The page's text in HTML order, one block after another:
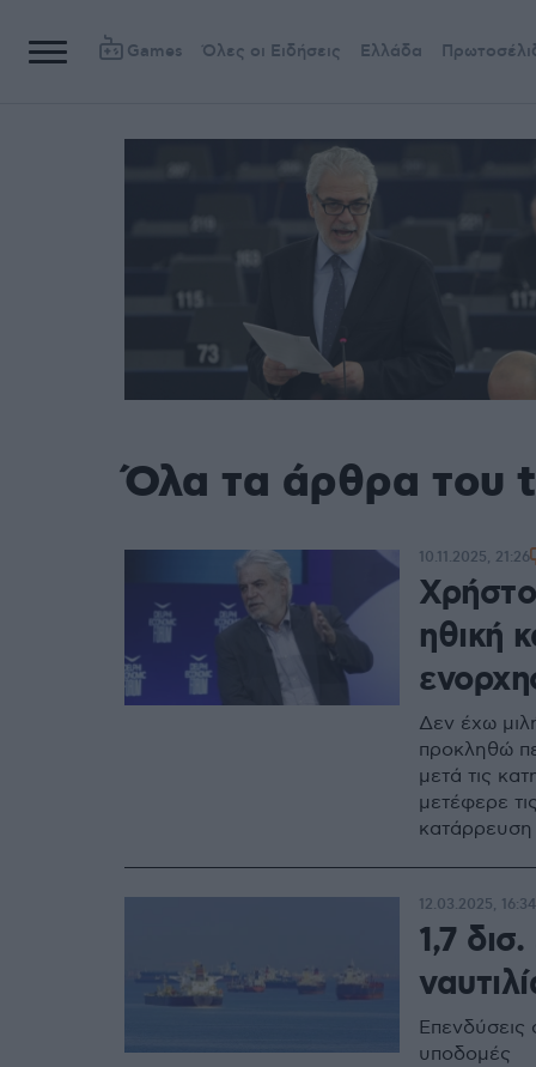
Games Όλες οι Ειδήσεις Ελλάδα
Όλα τα άρθρα του
ηθική
Δεν έχω
προκληθώ
μετά τις
μετέφερε
10.11.2025, 21:26
1,7
Επενδύσεις
υποδομές
12.03.2025, 16:34